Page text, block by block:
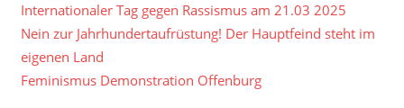
Internationaler Tag gegen Rassismus am 21.03 2025
Nein zur Jahrhundertaufrüstung! Der Hauptfeind steht im
eigenen Land
Feminismus Demonstration Offenburg